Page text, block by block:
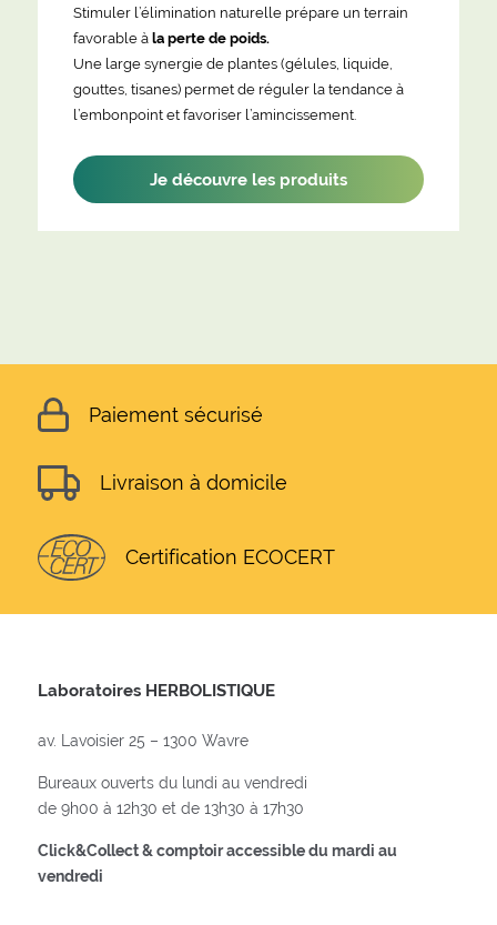
Stimuler l’élimination naturelle prépare un terrain
favorable à la perte de poids.
Une large synergie de plantes (gélules, liquide,
gouttes, tisanes) permet de réguler la tendance à
l’embonpoint et favoriser l’amincissement.
Je découvre les produits
Paiement sécurisé
Livraison à domicile
Certification ECOCERT
Laboratoires HERBOLISTIQUE
av. Lavoisier 25 – 1300 Wavre
Bureaux ouverts du lundi au vendredi
de 9h00 à 12h30 et de 13h30 à 17h30
Click&Collect & comptoir accessible du mardi au
vendredi